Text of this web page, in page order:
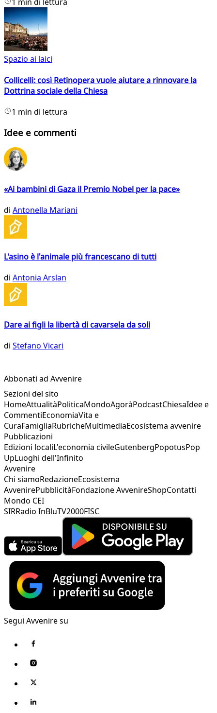
Spazio ai laici
Collicelli: così Retinopera vuole aiutare a rinnovare la
Dottrina sociale della Chiesa
1 min di lettura
Idee e commenti
«Ai bambini di Gaza il Premio Nobel per la pace»
di Antonella Mariani
L'asino è l'animale più francescano di tutti
di Antonia Arslan
Dare ai figli la libertà di cavarsela da soli
di Stefano Vicari
Abbonati ad Avvenire
Sezioni del sito
HomeAttualitàPoliticaMondoAgoràPodcastChiesaIdee e
CommentiEconomiaVita e
CuraFamigliaRubricheMultimediaEcosistema avvenire
Pubblicazioni
Edizioni localiL'economia civileGutenbergPopotusPop
UpLuoghi dell'Infinito
Avvenire
Chi siamoRedazioneEcosistema
AvvenirePubblicitàFondazione AvvenireShopContatti
Mondo CEI
SIRRadio InBluTV2000FISC
Segui Avvenire su